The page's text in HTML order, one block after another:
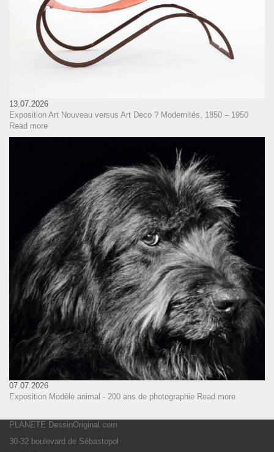
13.07.2026
Exposition Art Nouveau versus Art Deco ? Modernités, 1850 – 1950
Read more
07.07.2026
Exposition Modèle animal - 200 ans de photographie Read more
PLANETE DessinOriginal.com
30-32 boulevard de Sébastopol